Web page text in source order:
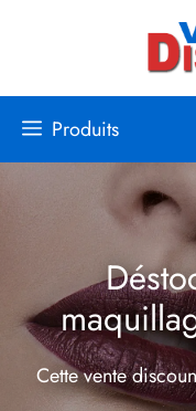
Produits
Cette vente